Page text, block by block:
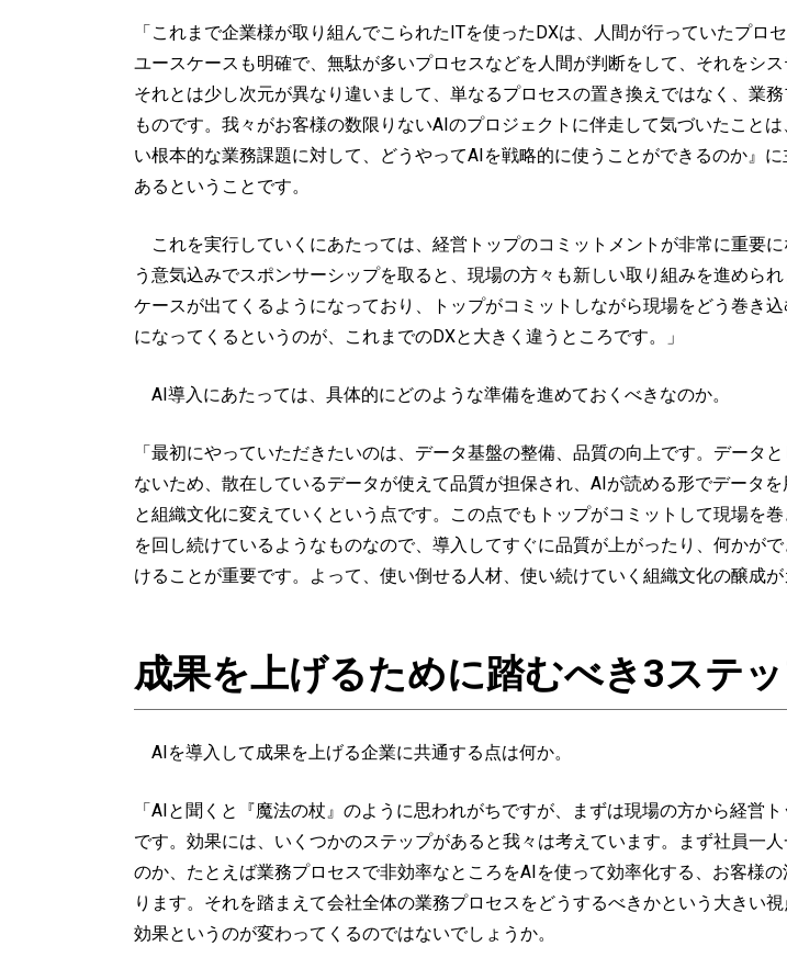
「これまで企業様が取り組んでこられたITを使ったDXは、人間が行っていたプロ
ユースケースも明確で、無駄が多いプロセスなどを人間が判断をして、それをシ
それとは少し次元が異なり違いまして、単なるプロセスの置き換えではなく、業
ものです。我々がお客様の数限りないAIのプロジェクトに伴走して気づいたこと
い根本的な業務課題に対して、どうやってAIを戦略的に使うことができるのか』
あるということです。
これを実行していくにあたっては、経営トップのコミットメントが非常に重要
う意気込みでスポンサーシップを取ると、現場の方々も新しい取り組みを進めら
ケースが出てくるようになっており、トップがコミットしながら現場をどう巻き
になってくるというのが、これまでのDXと大きく違うところです。」
AI導入にあたっては、具体的にどのような準備を進めておくべきなのか。
「最初にやっていただきたいのは、データ基盤の整備、品質の向上です。データ
ないため、散在しているデータが使えて品質が担保され、AIが読める形でデータ
と組織文化に変えていくという点です。この点でもトップがコミットして現場を
を回し続けているようなものなので、導入してすぐに品質が上がったり、何かが
けることが重要です。よって、使い倒せる人材、使い続けていく組織文化の醸成が
成果を上げるために踏むべき3ステ
AIを導入して成果を上げる企業に共通する点は何か。
「AIと聞くと『魔法の杖』のように思われがちですが、まずは現場の方から経営
です。効果には、いくつかのステップがあると我々は考えています。まず社員一
のか、たとえば業務プロセスで非効率なところをAIを使って効率化する、お客様
ります。それを踏まえて会社全体の業務プロセスをどうするべきかという大きい
効果というのが変わってくるのではないでしょうか。